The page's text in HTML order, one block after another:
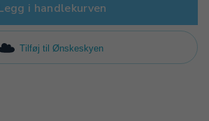
i handlekurven
Tilføj til Ønskeskyen